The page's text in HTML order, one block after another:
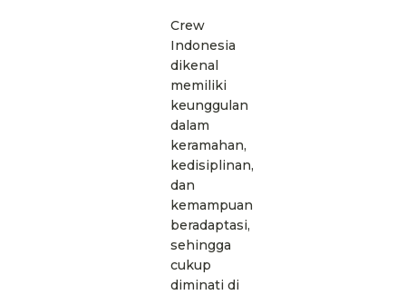
Crew
Indonesia
dikenal
memiliki
keunggulan
dalam
keramahan,
kedisiplinan,
dan
kemampuan
beradaptasi,
sehingga
cukup
diminati di